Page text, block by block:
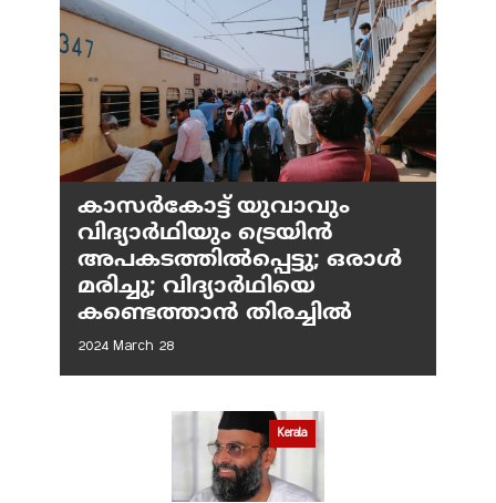
കാസർകോട്ട് യുവാവും
വിദ്യാർഥിയും ട്രെയിൻ
അപകടത്തിൽപ്പെട്ടു; ഒരാൾ
മരിച്ചു; വിദ്യാർഥിയെ
കണ്ടെത്താൻ തിരച്ചിൽ
2024 March 28
Kerala